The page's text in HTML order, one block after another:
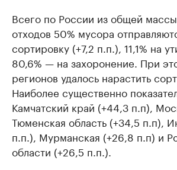
Всего по России из общей
отходов 50% мусора
сортировку (+7,2 п.п.), 11,1% на
80,6% — на захоронение. При
регионов удалось нарастить
Наиболее существенно
Камчатский край (+44,3 п.п),
Тюменская область (+34,5 п.п),
п.п.), Мурманская (+26,8 п.п) и
области (+26,5 п.п.).